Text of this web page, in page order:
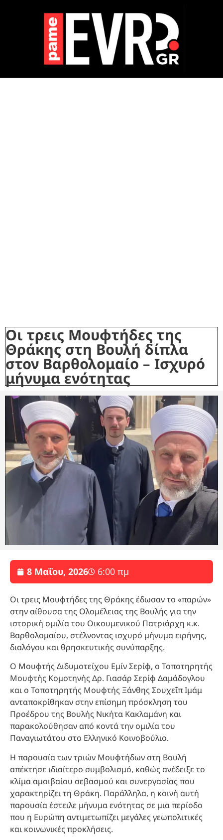
Οι τρεις Μουφτήδες της
Θράκης στη Βουλή δίπλα
στον Βαρθολομαίο – Ισχυρό
μήνυμα ενότητας
8 Μαΐου, 2026 6:00 πμ
Οι τρεις Μουφτήδες της Θράκης έδωσαν το «παρών»
στην αίθουσα της Ολομέλειας της Βουλής για την
ιστορική ομιλία του Οικουμενικού Πατριάρχη κ.κ.
Βαρθολομαίου, στέλνοντας ισχυρό μήνυμα ειρήνης,
διαλόγου και θρησκευτικής συνύπαρξης.
Ο Μουφτής Διδυμοτείχου Εμίν Σερίφ, ο Τοποτηρητής
Μουφτής Κομοτηνής Δρ. Γιασάρ Σερίφ Δαμάδογλου
και ο Τοποτηρητής Μουφτής Ξάνθης Σουχεΐπ Ιμάμ
ανταποκρίθηκαν στην επίσημη πρόσκληση του
Προέδρου της Βουλής Νικήτα Κακλαμάνη και
παρακολούθησαν από κοντά την ομιλία του
Παναγιωτάτου στο Ελληνικό Κοινοβούλιο.
Η παρουσία των τριών Μουφτήδων στη Βουλή
απέκτησε ιδιαίτερο συμβολισμό, καθώς ανέδειξε το
κλίμα αμοιβαίου σεβασμού και συνεργασίας που
χαρακτηρίζει τη Θράκη. Παράλληλα, η κοινή αυτή
παρουσία έστειλε μήνυμα ενότητας σε μια περίοδο
που η Ευρώπη αντιμετωπίζει μεγάλες γεωπολιτικές
και κοινωνικές προκλήσεις.